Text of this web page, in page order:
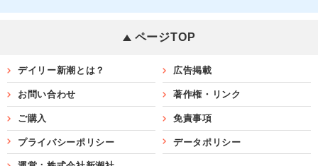
ページTOP
デイリー新潮とは？ 広告掲載
お問い合わせ 著作権・リンク
ご購入 免責事項
プライバシーポリシー データポリシー